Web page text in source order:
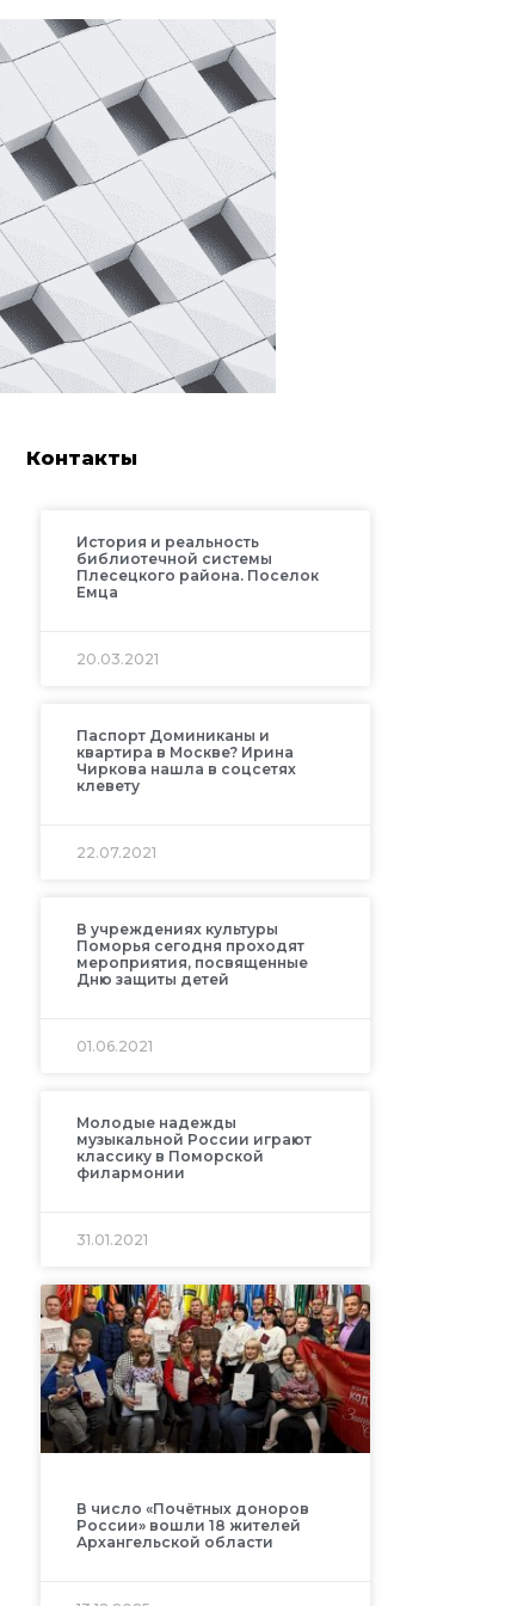
Контакты
История и реальность
библиотечной системы
Плесецкого района. Поселок
Емца
20.03.2021
Паспорт Доминиканы и
квартира в Москве? Ирина
Чиркова нашла в соцсетях
клевету
22.07.2021
В учреждениях культуры
Поморья сегодня проходят
мероприятия, посвященные
Дню защиты детей
01.06.2021
Молодые надежды
музыкальной России играют
классику в Поморской
филармонии
31.01.2021
В число «Почётных доноров
России» вошли 18 жителей
Архангельской области